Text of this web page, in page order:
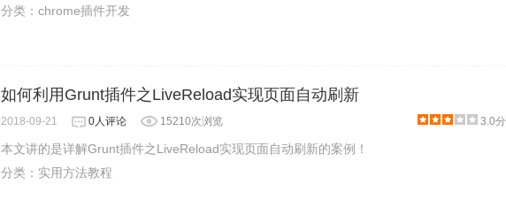
分类： chrome插件开发
如何利用Grunt插件之LiveReload实现页面自动刷新
2018-09-21 0人评论 15210次浏览 3.0分
本文讲的是详解Grunt插件之LiveReload实现页面自动刷新的案例！
分类： 实用方法教程